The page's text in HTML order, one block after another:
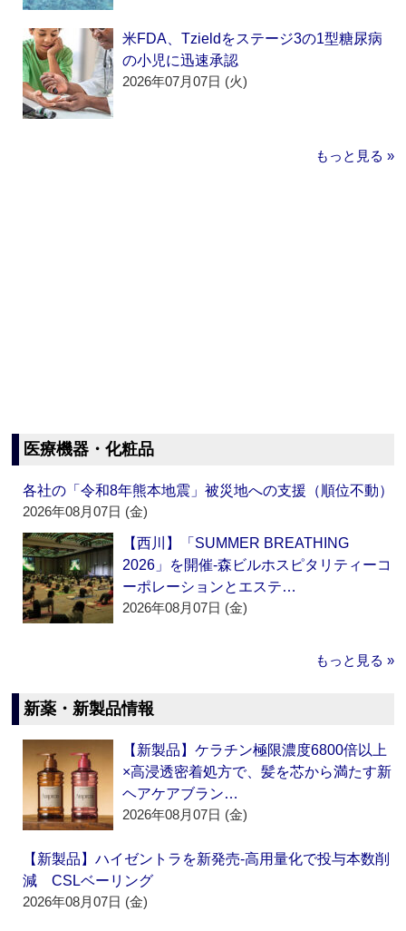
米FDA、Tzieldをステージ3の1型糖尿病
の小児に迅速承認
2026年07月07日 (火)
もっと見る »
医療機器・化粧品
各社の「令和8年熊本地震」被災地への支援（順位不動）
2026年08月07日 (金)
【西川】「SUMMER BREATHING
2026」を開催‐森ビルホスピタリティーコ
ーポレーションとエステ…
2026年08月07日 (金)
もっと見る »
新薬・新製品情報
【新製品】ケラチン極限濃度6800倍以上
×高浸透密着処方で、髪を芯から満たす新
ヘアケアブラン…
2026年08月07日 (金)
【新製品】ハイゼントラを新発売‐高用量化で投与本数削
減 CSLベーリング
2026年08月07日 (金)